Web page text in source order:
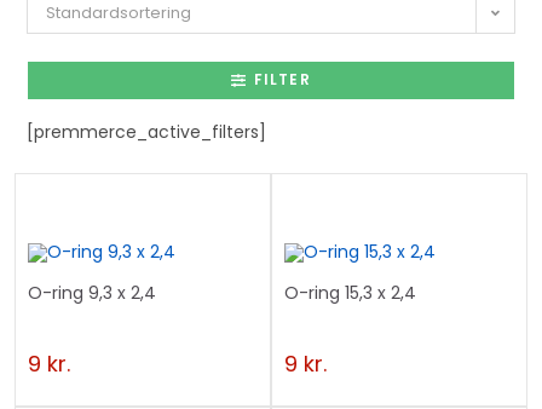
Standardsortering
FILTER
[premmerce_active_filters]
O-ring 9,3 x 2,4
9 kr.
O-ring 15,3 x 2,4
9 kr.